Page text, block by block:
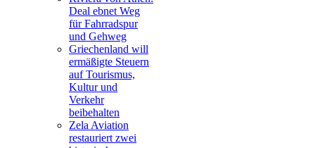
Deal ebnet Weg
für Fahrradspur
und Gehweg
Griechenland will
ermäßigte Steuern
auf Tourismus,
Kultur und
Verkehr
beibehalten
Zela Aviation
restauriert zwei